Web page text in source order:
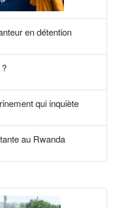
en détention
qui inquiète
au Rwanda